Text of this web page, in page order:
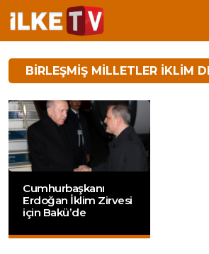
BIRLEŞMIŞ MILLETLER İKLIM
Cumhurbaşkanı
Erdoğan İklim Zirvesi
için Bakü’de